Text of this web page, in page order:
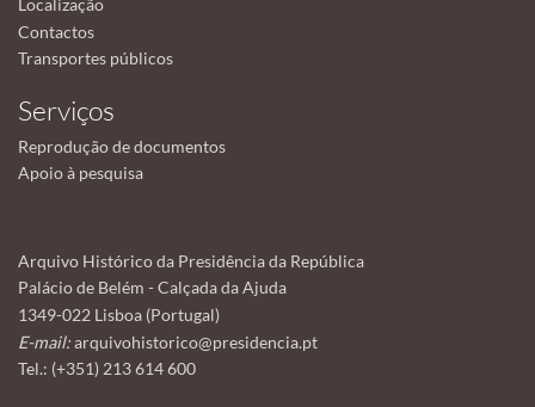
Localização
Contactos
Transportes públicos
Serviços
Reprodução de documentos
Apoio à pesquisa
Arquivo Histórico da Presidência da República
Palácio de Belém - Calçada da Ajuda
1349-022 Lisboa (Portugal)
E-mail:arquivohistorico@presidencia.pt
Tel.: (+351) 213 614 600